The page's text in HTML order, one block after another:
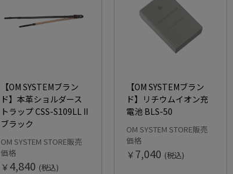
【OM SYSTEMブラン
ド】本革ショルダース
トラップ CSS-S109LL II
ブラック
OM SYSTEM STORE販売
価格
￥4,840 (税込)
【OM SYSTEMブラン
ド】リチウムイオン充
電池 BLS-50
OM SYSTEM STORE販売
価格
￥7,040 (税込)